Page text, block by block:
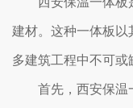
建材。这种一体板以
多建筑工程中不可或
首先，西安保温